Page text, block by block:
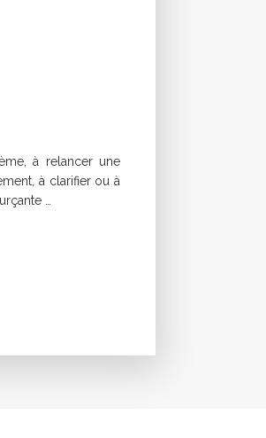
à relancer une
à clarifier ou à
…